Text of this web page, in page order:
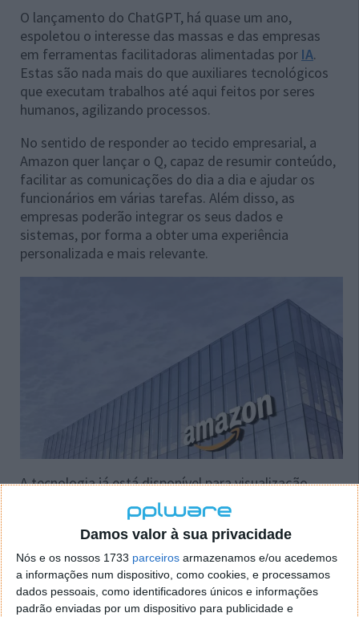
Damos valor à sua privacidade
Nós e os nossos 1733 parceiros armazenamos e/ou acedemos
a informações num dispositivo, como cookies, e processamos
dados pessoais, como identificadores únicos e informações
padrão enviadas por um dispositivo para publicidade e
O lançamento do ChatGPT, há quase um ano,
espoletou o interesse das massas e das empresas
em ferramentas facilitadoras alimentadas por IA.
Estas são nada mais do que auxiliares tecnológicos
que executam trabalhos até aqui feitos por seres
humanos, agilizando processos.
No sentido de responder ao tecido empresarial, a
Amazon quer lançar o Q, capaz de resumir conteúdo,
facilitar as comunicações do dia a dia e ajudar os
funcionários em várias tarefas. Além disso, as
empresas poderão integrar os seus dados e
sistemas, por forma a obter uma experiência
personalizada e mais relevante.
A tecnologia já está disponível para visualização.
Recorde-se que, em setembro, a Amazon
até quatro mil milhões de dólares na
startup de IA Anthropic, uma empresa com sede em
São Francisco, fundada por ex-funcionários da
OpenAI.